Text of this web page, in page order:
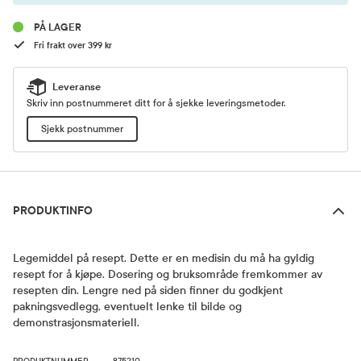
PÅ LAGER
Fri frakt over 399 kr
Leveranse
Skriv inn postnummeret ditt for å sjekke leveringsmetoder.
Sjekk postnummer
PRODUKTINFO
Legemiddel på resept. Dette er en medisin du må ha gyldig
resept for å kjøpe. Dosering og bruksområde fremkommer av
resepten din. Lengre ned på siden finner du godkjent
pakningsvedlegg, eventuelt lenke til bilde og
demonstrasjonsmateriell.